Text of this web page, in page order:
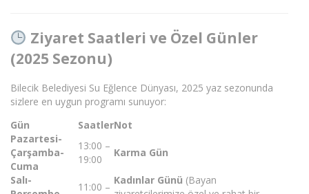
Ziyaret Saatleri ve Özel Günler
(2025 Sezonu)
Bilecik Belediyesi Su Eğlence Dünyası, 2025 yaz sezonunda
sizlere en uygun programı sunuyor:
Gün
SaatlerNot
Pazartesi-
Çarşamba-
Cuma
13:00 –
19:00
Karma Gün
Salı-
11:00 –
Kadınlar Günü (Bayan